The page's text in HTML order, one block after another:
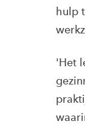
hulp
'Het